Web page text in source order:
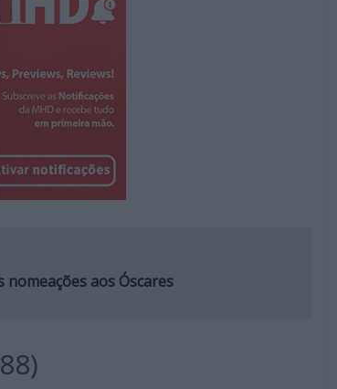
nomeações aos Óscares